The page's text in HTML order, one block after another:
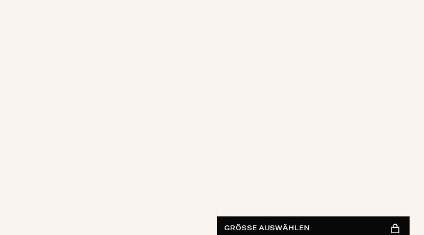
GRÖSSE AUSWÄHLEN